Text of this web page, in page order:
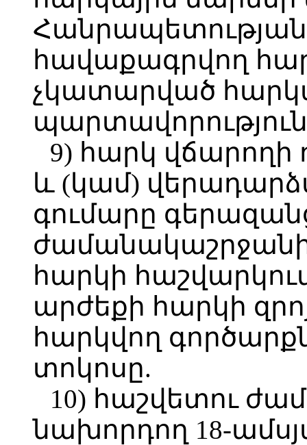
հավաքագրվող
չկատարված
9) հարկ վճարողի
և (կամ)
գումարը
հարկի
արժեքի հարկի
հարկվող
տոկոսը.
10) հաշվետու
նախորդող 18-